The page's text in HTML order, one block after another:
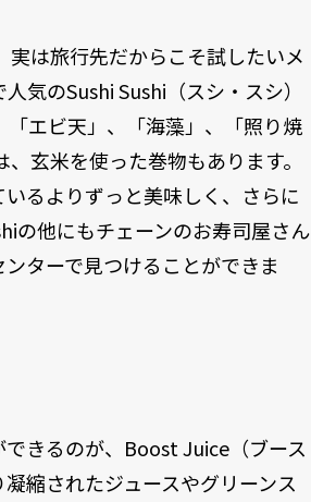
は旅行先だからこそ試したいメ
気のSushi Sushi（スシ・スシ）
エビ天」、「海藻」、「照り焼
玄米を使った巻物もあります。
るよりずっと美味しく、さらに
の他にもチェーンのお寿司屋さん
ターで見つけることができま
きるのが、Boost Juice（ブース
縮されたジュースやグリーンス